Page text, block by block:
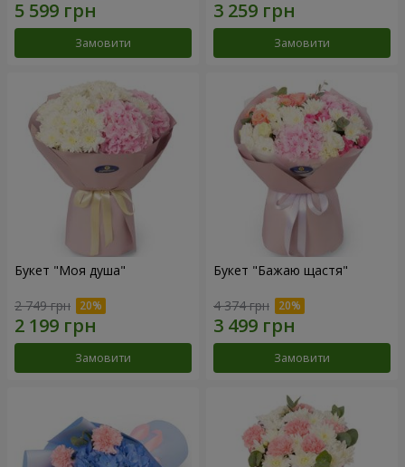
Замовити Замовити
Букет "Моя душа"
2 749 грн
Замовити
Букет "Бажаю щастя"
4 374 грн
Замовити